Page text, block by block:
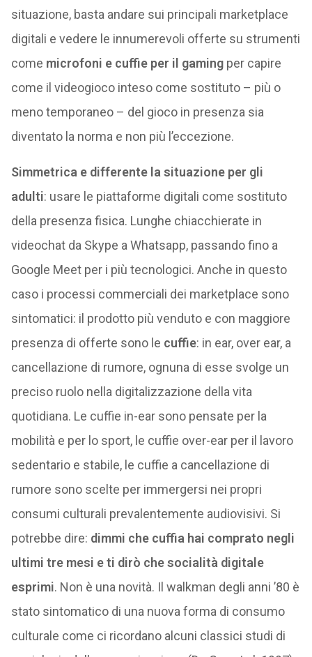
situazione, basta andare sui principali marketplace
digitali e vedere le innumerevoli offerte su strumenti
come microfoni e cuffie per il gamingper capire
come il videogioco inteso come sostituto – più o
meno temporaneo – del gioco in presenza sia
diventato la norma e non più l’eccezione.
Simmetrica e differente la situazione per gli
adulti: usare le piattaforme digitali come sostituto
della presenza fisica. Lunghe chiacchierate in
videochat da Skype a Whatsapp, passando fino a
Google Meet per i più tecnologici. Anche in questo
caso i processi commerciali dei marketplace sono
sintomatici: il prodotto più venduto e con maggiore
presenza di offerte sono le cuffie: in ear, over ear, a
cancellazione di rumore, ognuna di esse svolge un
preciso ruolo nella digitalizzazione della vita
quotidiana. Le cuffie in-ear sono pensate per la
mobilità e per lo sport, le cuffie over-ear per il lavoro
sedentario e stabile, le cuffie a cancellazione di
rumore sono scelte per immergersi nei propri
consumi culturali prevalentemente audiovisivi. Si
potrebbe dire: dimmi che cuffia hai comprato negli
ultimi tre mesi e ti dirò che socialità digitale
esprimi. Non è una novità. Il walkman degli anni ’80 è
stato sintomatico di una nuova forma di consumo
culturale come ci ricordano alcuni classici studi di